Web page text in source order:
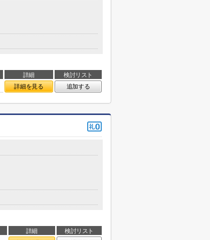
詳細
検討リスト
詳細を見る 追加する
詳細
検討リスト